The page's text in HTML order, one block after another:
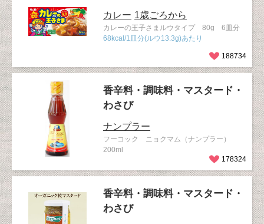
カレー 1歳ごろから
カレーの王子さまルウタイプ 80g 6皿分
68kcal/1皿分(ルウ13.3g)あたり
188734
香辛料・調味料・マスタード・
わさび
ナンプラー
フーコック ニョクマム（ナンプラー）
200ml
178324
香辛料・調味料・マスタード・
わさび